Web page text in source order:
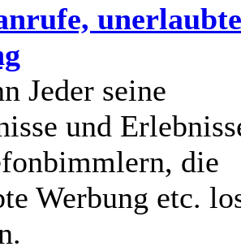
unerlaubte
Jeder seine
und
die
Werbung etc.